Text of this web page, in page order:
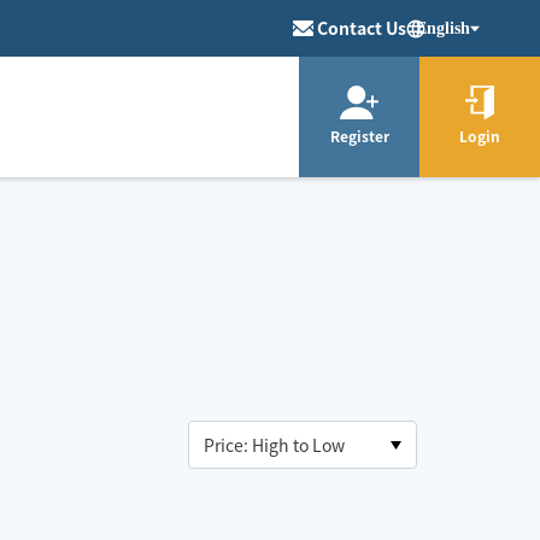
Contact Us English
Register Login